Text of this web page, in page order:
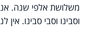
משלושת אלפי שנה.
וסבינו וסבי סבינו.